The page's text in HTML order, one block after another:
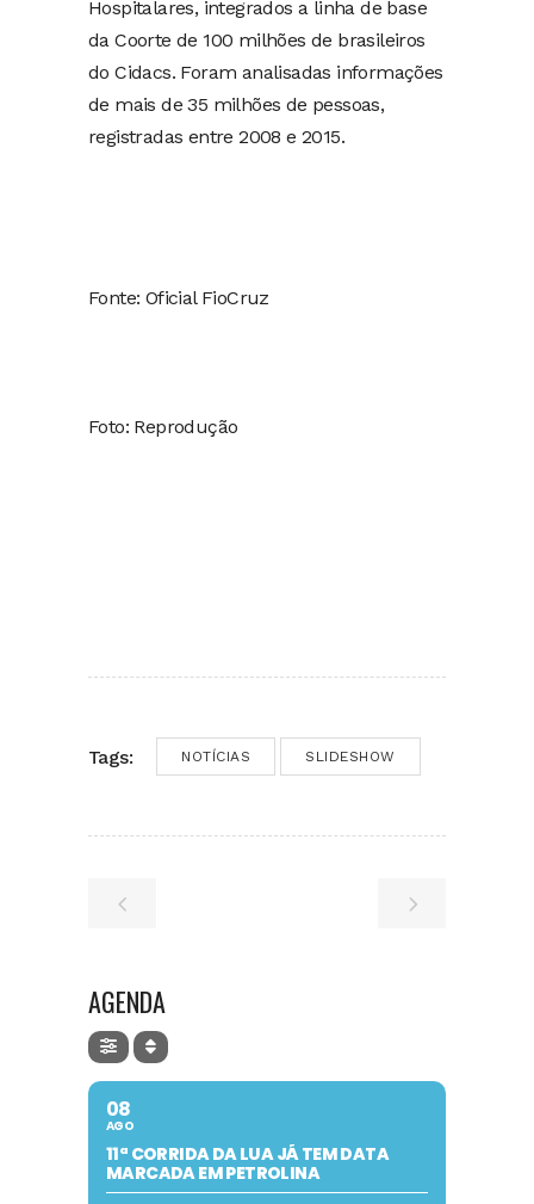
Hospitalares, integrados a linha de base
da Coorte de 100 milhões de brasileiros
do Cidacs. Foram analisadas informações
de mais de 35 milhões de pessoas,
registradas entre 2008 e 2015.
Fonte: Oficial FioCruz
Foto: Reprodução
Tags: NOTÍCIAS SLIDESHOW
AGENDA
08
AGO
11ª CORRIDA DA LUA JÁ TEM DATA
MARCADA EM PETROLINA